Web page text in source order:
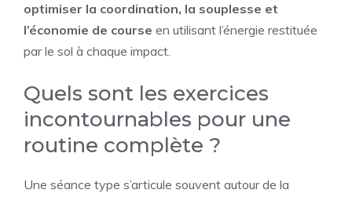
optimiser la coordination, la souplesse et
l’économie de course en utilisant l’énergie restituée
par le sol à chaque impact.
Quels sont les exercices
incontournables pour une
routine complète ?
Une séance type s’articule souvent autour de la